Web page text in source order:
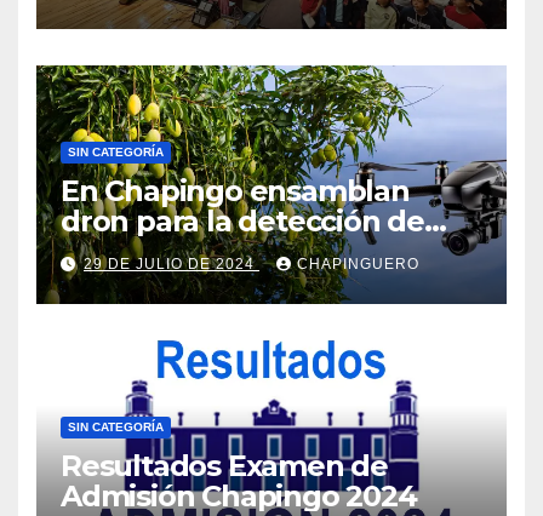
SIN CATEGORÍA
En Chapingo ensamblan
dron para la detección de
frutos maduros de mango
29 DE JULIO DE 2024 CHAPINGUERO
SIN CATEGORÍA
Resultados Examen de
Admisión Chapingo 2024